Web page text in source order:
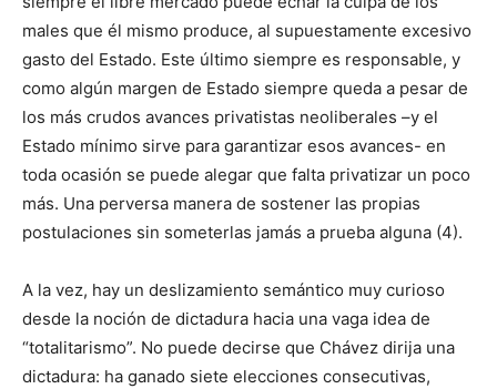
males que él mismo produce, al supuestamente excesivo
gasto del Estado. Este último siempre es responsable, y
como algún margen de Estado siempre queda a pesar de
los más crudos avances privatistas neoliberales –y el
Estado mínimo sirve para garantizar esos avances- en
toda ocasión se puede alegar que falta privatizar un poco
más. Una perversa manera de sostener las propias
postulaciones sin someterlas jamás a prueba alguna (4).
A la vez, hay un deslizamiento semántico muy curioso
desde la noción de dictadura hacia una vaga idea de
“totalitarismo”. No puede decirse que Chávez dirija una
dictadura: ha ganado siete elecciones consecutivas,